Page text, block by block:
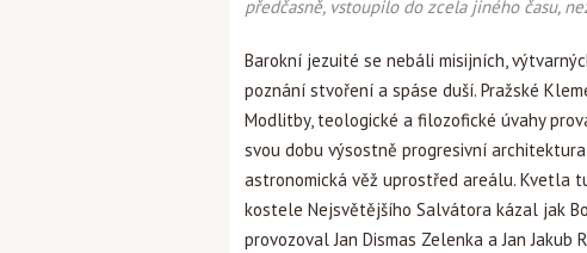
předčasně, vstoupilo do zcela jiného času,
Barokní jezuité se nebáli misijních,
poznání stvoření a spáse duší. Pražské
Modlitby, teologické a filozofické úvahy
svou dobu výsostně progresivní
astronomická věž uprostřed areálu. Kvetla
kostele Nejsvětějšího Salvátora kázal jak
provozoval Jan Dismas Zelenka a Jan